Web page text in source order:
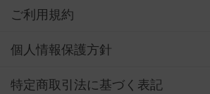
ご利用規約
個人情報保護方針
特定商取引法に基づく表記